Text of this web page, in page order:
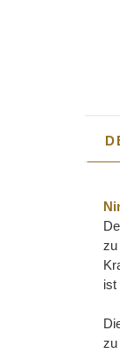
zu
ist
zu